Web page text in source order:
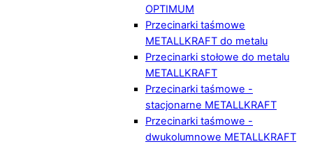
OPTIMUM
Przecinarki taśmowe
METALLKRAFT do metalu
Przecinarki stołowe do metalu
METALLKRAFT
Przecinarki taśmowe -
stacjonarne METALLKRAFT
Przecinarki taśmowe -
dwukolumnowe METALLKRAFT